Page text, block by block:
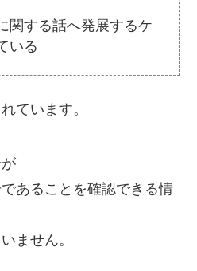
関する話へ発展するケ
いる
ています。
あることを確認できる情
ません。